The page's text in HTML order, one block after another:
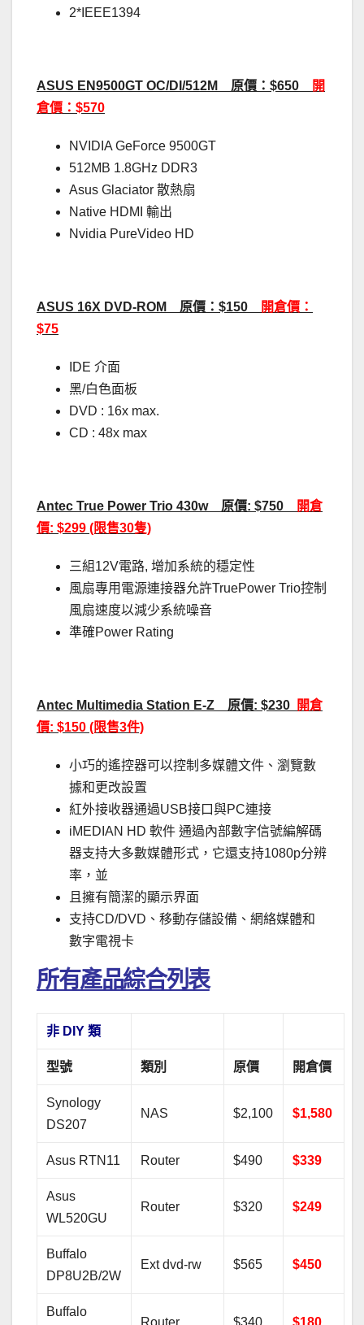
2*IEEE1394
ASUS EN9500GT OC/DI/512M 原價：$650
開
倉價：$570
NVIDIA GeForce 9500GT
512MB 1.8GHz DDR3
Asus Glaciator 散熱扇
Native HDMI 輸出
Nvidia PureVideo HD
ASUS 16X DVD-ROM 原價：$150
開倉價：
$75
IDE 介面
黑/白色面板
DVD : 16x max.
CD : 48x max
Antec True Power Trio 430w 原價: $750
開倉
價: $299 (限售30隻)
三組12V電路, 增加系統的穩定性
風扇專用電源連接器允許TruePower Trio控制
風扇速度以減少系統噪音
準確Power Rating
Antec Multimedia Station E-Z 原價: $230
開倉
價: $150 (限售3件)
小巧的遙控器可以控制多媒體文件、瀏覽數
據和更改設置
紅外接收器通過USB接口與PC連接
iMEDIAN HD 軟件 通過內部數字信號編解碼
器支持大多數媒體形式，它還支持1080p分辨
率，並
且擁有簡潔的顯示界面
支持CD/DVD、移動存儲設備、網絡媒體和
數字電視卡
所有產品綜合列表
非 DIY 類
型號 類別 原價 開倉價
Synology
DS207
NAS $2,100 $1,580
Asus RTN11 Router $490 $339
Asus
WL520GU
Router $320 $249
Buffalo
DP8U2B/2W
Ext dvd-rw $565 $450
Buffalo
Router $340 $180